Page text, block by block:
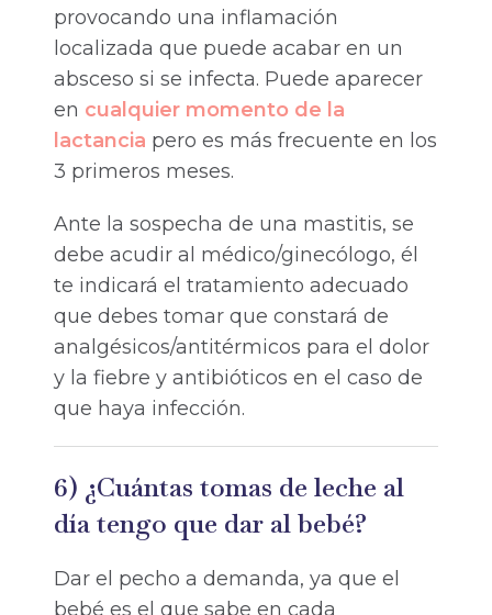
provocando una inflamación
localizada que puede acabar en un
absceso si se infecta. Puede aparecer
en cualquier momento de la
lactancia pero es más frecuente en los
3 primeros meses.
Ante la sospecha de una mastitis, se
debe acudir al médico/ginecólogo, él
te indicará el tratamiento adecuado
que debes tomar que constará de
analgésicos/antitérmicos para el dolor
y la fiebre y antibióticos en el caso de
que haya infección.
6) ¿Cuántas tomas de leche al
día tengo que dar al bebé?
Dar el pecho a demanda, ya que el
bebé es el que sabe en cada